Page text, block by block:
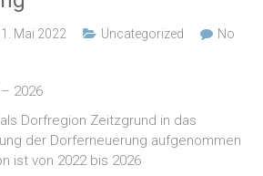
Mai 2022 Uncategorized
No
2026
Dorfregion Zeitzgrund in das
der Dorferneuerung aufgenommen
ist von 2022 bis 2026